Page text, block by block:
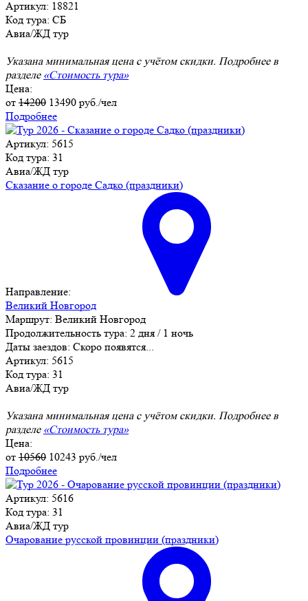
Артикул: 18821
Код тура: СБ
Авиа/ЖД тур
Указана минимальная цена с учётом скидки. Подробнее в
разделе «Стоимость тура»
Цена:
от 14200 13490 руб./чел
Подробнее
Артикул: 5615
Код тура: 31
Авиа/ЖД тур
Сказание о городе Садко (праздники)
Направление:
Великий Новгород
Маршрут: Великий Новгород
Продолжительность тура: 2 дня / 1 ночь
Даты заездов: Скоро появятся...
Артикул: 5615
Код тура: 31
Авиа/ЖД тур
Указана минимальная цена с учётом скидки. Подробнее в
разделе «Стоимость тура»
Цена:
от 10560 10243 руб./чел
Подробнее
Артикул: 5616
Код тура: 31
Авиа/ЖД тур
Очарование русской провинции (праздники)